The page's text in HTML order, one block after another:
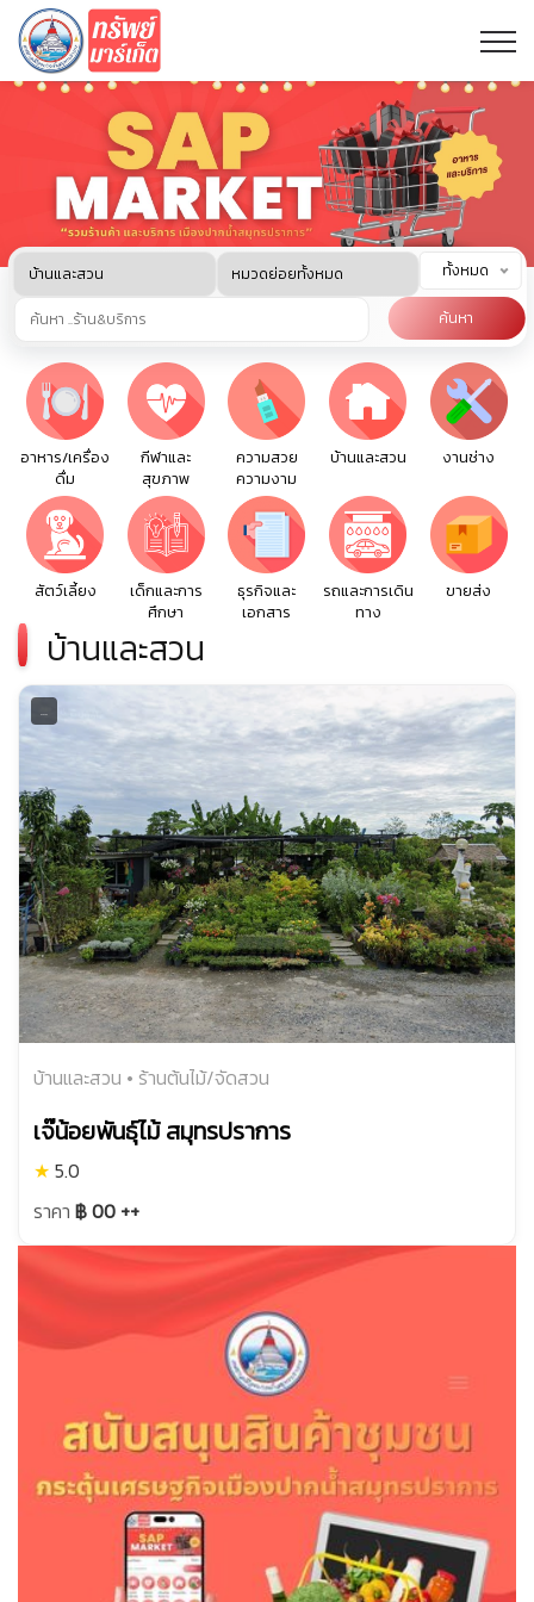
ทั้งหมด
ค้นหา
อาหาร/เครื่อง
ดื่ม
กีฬาและ
สุขภาพ
ความสวย
ความงาม
บ้านและสวน งานช่าง
สัตว์เลี้ยง
เด็กและการ
ศึกษา
ธุรกิจและ
เอกสาร
รถและการเดิน
ทาง
ขายส่ง
บ้านและสวน
...
บ้านและสวน • ร้านต้นไม้/จัดสวน
เจ๊น้อยพันธุ์ไม้ สมุทรปราการ
★ 5.0
ราคา ฿ 00 ++